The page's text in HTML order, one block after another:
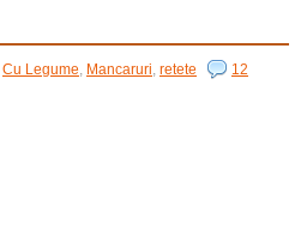
Cu Legume, Mancaruri, retete
12